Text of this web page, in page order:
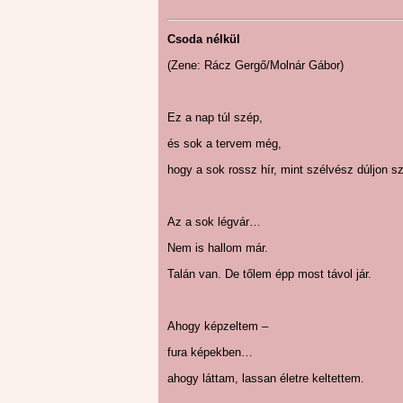
Csoda nélkül
(Zene: Rácz Gergő/Molnár Gábor)
Ez a nap túl szép,
és sok a tervem még,
hogy a sok rossz hír, mint szélvész dúljon
Az a sok légvár…
Nem is hallom már.
Talán van. De tőlem épp most távol jár.
Ahogy képzeltem –
fura képekben…
ahogy láttam, lassan életre keltettem.